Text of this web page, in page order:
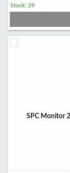
Stock: 29
SPC Monitor